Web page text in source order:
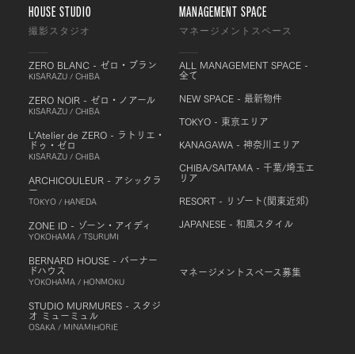
HOUSE STUDIO
撮影スタジオ
ZERO BLANC - ゼロ・ブラン
KISARAZU / CHIBA
ZERO NOIR - ゼロ・ノアール
KISARAZU / CHIBA
L'Atelier de ZERO - ラトリエ・
ドゥ・ゼロ
KISARAZU / CHIBA
ARCHICOULEUR - アシックラ
ー
TOKYO / HANEDA
ZONE ID - ゾーン・アイディ
YOKOHAMA / TSURUMI
BERNARD HOUSE - バーナー
ドハウス
YOKOHAMA / HONMOKU
STUDIO MURMURES - スタジ
オ ミューミュル
OSAKA / MINAMIHORIE
MANAGEMENT SPACE
マネージメントスペース
ALL MANAGEMENT SPACE -
全て
NEW SPACE - 最新物件
TOKYO - 東京エリア
KANAGAWA - 神奈川エリア
CHIBA/SAITAMA - 千葉/埼玉エ
リア
RESORT - リゾート(関東近郊)
JAPANESE - 和風スタイル
マネージメントスペース募集